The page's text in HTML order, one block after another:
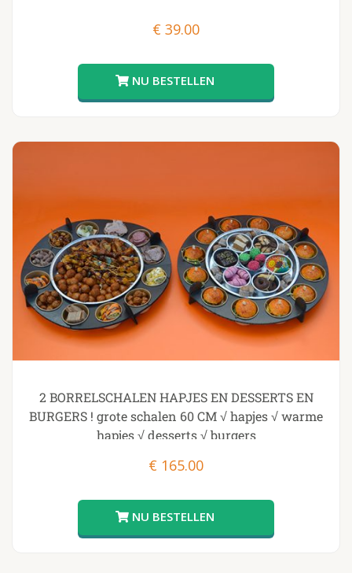
€ 39.00
2 BORRELSCHALEN HAPJES EN DESSERTS EN
BURGERS ! grote schalen 60 CM √ hapjes √ warme
hapjes √ desserts √ burgers
€ 165.00